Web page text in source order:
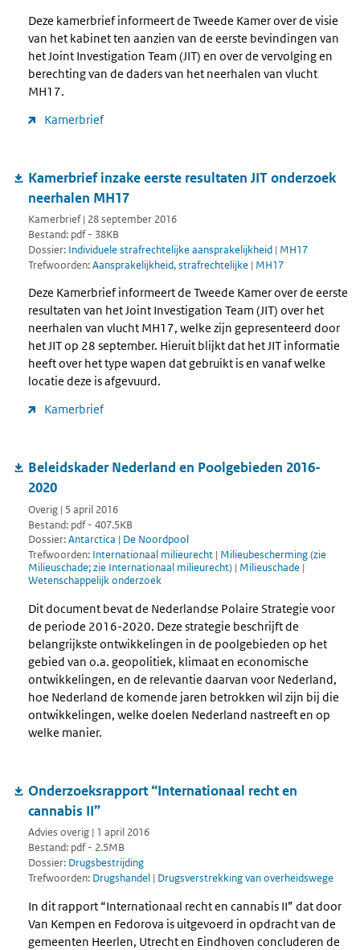
Deze kamerbrief informeert de Tweede Kamer over de visie
van het kabinet ten aanzien van de eerste bevindingen van
het Joint Investigation Team (JIT) en over de vervolging en
berechting van de daders van het neerhalen van vlucht
MH17.
Kamerbrief
Kamerbrief inzake eerste resultaten JIT onderzoek
neerhalen MH17
Kamerbrief | 28 september 2016
Bestand: pdf - 38KB
Dossier: Individuele strafrechtelijke aansprakelijkheid | MH17
Trefwoorden:Aansprakelijkheid, strafrechtelijke | MH17
Deze Kamerbrief informeert de Tweede Kamer over de eerste
resultaten van het Joint Investigation Team (JIT) over het
neerhalen van vlucht MH17, welke zijn gepresenteerd door
het JIT op 28 september. Hieruit blijkt dat het JIT informatie
heeft over het type wapen dat gebruikt is en vanaf welke
locatie deze is afgevuurd.
Kamerbrief
Beleidskader Nederland en Poolgebieden 2016-
2020
Overig | 5 april 2016
Bestand: pdf - 407.5KB
Dossier:Antarctica | De Noordpool
Trefwoorden: Internationaal milieurecht | Milieubescherming (zie
Milieuschade; zie Internationaal milieurecht) | Milieuschade |
Wetenschappelijk onderzoek
Dit document bevat de Nederlandse Polaire Strategie voor
de periode 2016-2020. Deze strategie beschrijft de
belangrijkste ontwikkelingen in de poolgebieden op het
gebied van o.a. geopolitiek, klimaat en economische
ontwikkelingen, en de relevantie daarvan voor Nederland,
hoe Nederland de komende jaren betrokken wil zijn bij die
ontwikkelingen, welke doelen Nederland nastreeft en op
welke manier.
Onderzoeksrapport “Internationaal recht en
cannabis II”
Advies overig | 1 april 2016
Bestand: pdf - 2.5MB
Dossier: Drugsbestrijding
Trefwoorden: Drugshandel | Drugsverstrekking van overheidswege
In dit rapport “Internationaal recht en cannabis II” dat door
Van Kempen en Fedorova is uitgevoerd in opdracht van de
gemeenten Heerlen, Utrecht en Eindhoven concluderen de